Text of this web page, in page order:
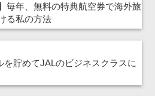
毎年、無料の特典航空券で海外旅
る私の方法
を貯めてJALのビジネスクラスに